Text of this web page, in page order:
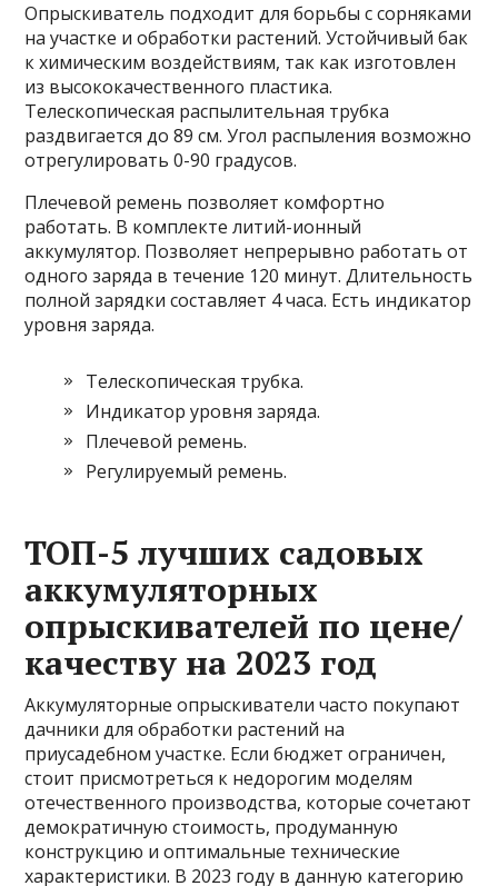
Опрыскиватель подходит для борьбы с сорняками
на участке и обработки растений. Устойчивый бак
к химическим воздействиям, так как изготовлен
из высококачественного пластика.
Телескопическая распылительная трубка
раздвигается до 89 см. Угол распыления возможно
отрегулировать 0-90 градусов.
Плечевой ремень позволяет комфортно
работать. В комплекте литий-ионный
аккумулятор. Позволяет непрерывно работать от
одного заряда в течение 120 минут. Длительность
полной зарядки составляет 4 часа. Есть индикатор
уровня заряда.
Телескопическая трубка.
Индикатор уровня заряда.
Плечевой ремень.
Регулируемый ремень.
ТОП-5 лучших садовых
аккумуляторных
опрыскивателей по цене/
качеству на 2023 год
Аккумуляторные опрыскиватели часто покупают
дачники для обработки растений на
приусадебном участке. Если бюджет ограничен,
стоит присмотреться к недорогим моделям
отечественного производства, которые сочетают
демократичную стоимость, продуманную
конструкцию и оптимальные технические
характеристики. В 2023 году в данную категорию